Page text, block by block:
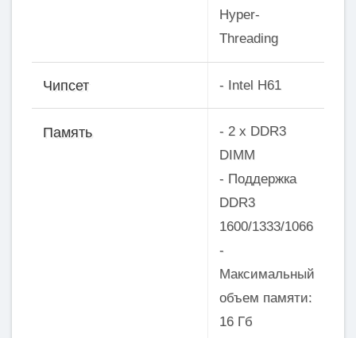
Hyper-
Threading
Чипсет - Intel Н61
Память
- 2 x DDR3
DIMM
- Поддержка
DDR3
1600/1333/1066
-
Максимальный
объем памяти:
16 Гб